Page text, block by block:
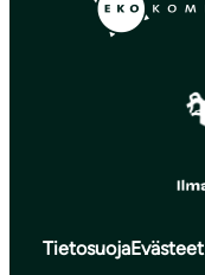
TietosuojaEvästeet